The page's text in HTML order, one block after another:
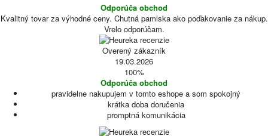
Odporúča obchod
Kvalitný tovar za výhodné ceny. Chutná pamlska ako poďakovanie za nákup.
Vrelo odporúčam.
Overený zákazník
19.03.2026
100%
Odporúča obchod
pravidelne nakupujem v tomto eshope a som spokojný
krátka doba doručenia
promptná komunikácia